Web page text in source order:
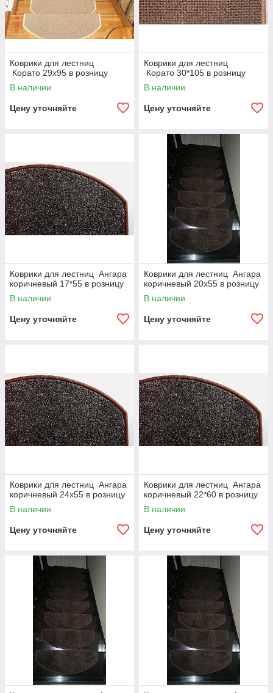
Коврики для лестниц
Корато 29x95 в розницу
В наличии
Цену уточняйте
Коврики для лестниц
Корато 30*105 в розницу
В наличии
Цену уточняйте
Коврики для лестниц Ангара
коричневый 17*55 в розницу
В наличии
Цену уточняйте
Коврики для лестниц Ангара
коричневый 20x55 в розницу
В наличии
Цену уточняйте
Коврики для лестниц Ангара
коричневый 24x55 в розницу
В наличии
Цену уточняйте
Коврики для лестниц Ангара
коричневый 22*60 в розницу
В наличии
Цену уточняйте